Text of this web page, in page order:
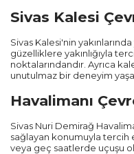
Sivas Kalesi
Sivas Kalesi'nin
güzelliklere yakınlığıyla
noktalarındandır. Ayrıca
unutulmaz bir deneyim
Havalimanı
Sivas Nuri Demirağ
sağlayan konumuyla tercih
veya geç saatlerde uçuşu
Trabzon
Balıkesir
Mardin